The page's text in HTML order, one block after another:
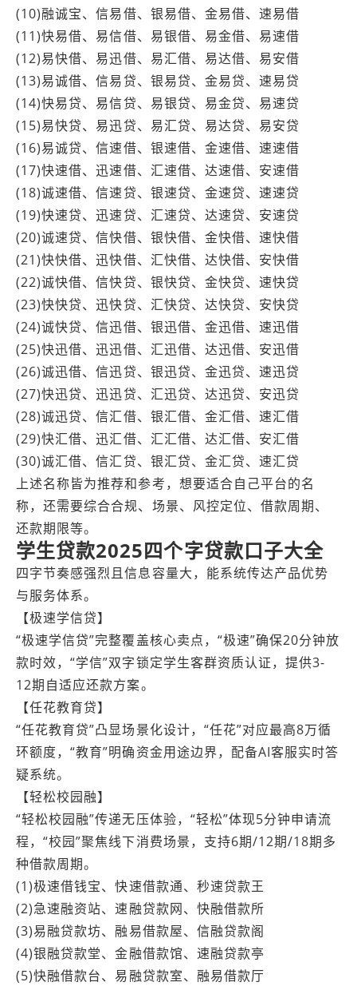
(10)融诚宝、信易借、银易借、金易借、速易借
(11)快易借、易信借、易银借、易金借、易速借
(12)易快借、易迅借、易汇借、易达借、易安借
(13)易诚借、信易贷、银易贷、金易贷、速易贷
(14)快易贷、易信贷、易银贷、易金贷、易速贷
(15)易快贷、易迅贷、易汇贷、易达贷、易安贷
(16)易诚贷、信速借、银速借、金速借、速速借
(17)快速借、迅速借、汇速借、达速借、安速借
(18)诚速借、信速贷、银速贷、金速贷、速速贷
(19)快速贷、迅速贷、汇速贷、达速贷、安速贷
(20)诚速贷、信快借、银快借、金快借、速快借
(21)快快借、迅快借、汇快借、达快借、安快借
(22)诚快借、信快贷、银快贷、金快贷、速快贷
(23)快快贷、迅快贷、汇快贷、达快贷、安快贷
(24)诚快贷、信迅借、银迅借、金迅借、速迅借
(25)快迅借、迅迅借、汇迅借、达迅借、安迅借
(26)诚迅借、信迅贷、银迅贷、金迅贷、速迅贷
(27)快迅贷、迅迅贷、汇迅贷、达迅贷、安迅贷
(28)诚迅贷、信汇借、银汇借、金汇借、速汇借
(29)快汇借、迅汇借、汇汇借、达汇借、安汇借
(30)诚汇借、信汇贷、银汇贷、金汇贷、速汇贷
上述名称皆为推荐和参考，想要适合自己平台的名
称，还需要综合合规、场景、风控定位、借款周期、
还款期限等。
学生贷款2025四个字贷款口子大全
四字节奏感强烈且信息容量大，能系统传达产品优势
与服务体系。
【极速学信贷】
“极速学信贷”完整覆盖核心卖点，“极速”确保20分钟放
款时效，“学信”双字锁定学生客群资质认证，提供3-
12期自适应还款方案。
【任花教育贷】
“任花教育贷”凸显场景化设计，“任花”对应最高8万循
环额度，“教育”明确资金用途边界，配备AI客服实时答
疑系统。
【轻松校园融】
“轻松校园融”传递无压体验，“轻松”体现5分钟申请流
程，“校园”聚焦线下消费场景，支持6期/12期/18期多
种借款周期。
(1)极速借钱宝、快速借款通、秒速贷款王
(2)急速融资站、速融贷款网、快融借款所
(3)易融贷款坊、融易借款屋、信融贷款阁
(4)银融贷款堂、金融借款馆、速融贷款亭
(5)快融借款台、易融贷款室、融易借款厅